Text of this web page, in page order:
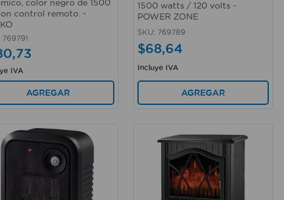
color negro de 1500
control remoto. -
769791
,73
IVA
AGREGAR
1500 watts / 120 volts -
POWER ZONE
SKU: 769789
$68,64
Incluye IVA
AGREGAR